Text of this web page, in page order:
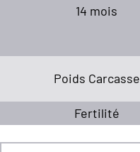
14 mois
Poids Carcasse
Fertilité